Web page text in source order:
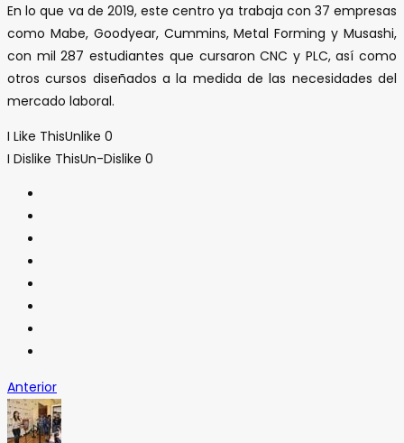
En lo que va de 2019, este centro ya trabaja con 37 empresas
como Mabe, Goodyear, Cummins, Metal Forming y Musashi,
con mil 287 estudiantes que cursaron CNC y PLC, así como
otros cursos diseñados a la medida de las necesidades del
mercado laboral.
I Like ThisUnlike 0
I Dislike ThisUn-Dislike 0
Anterior